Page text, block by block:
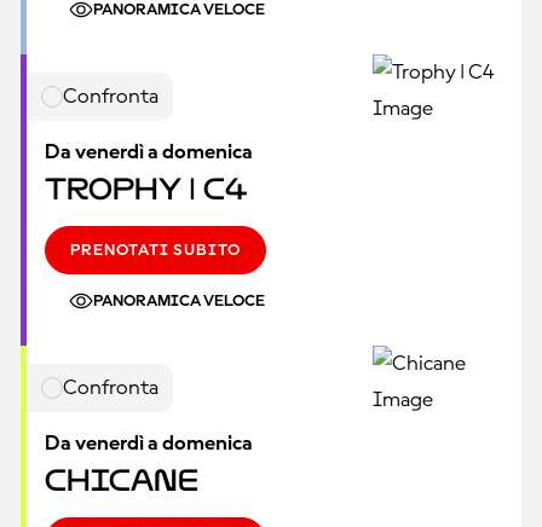
PANORAMICA VELOCE
Confronta
Da venerdì a domenica
Trophy | C4
PRENOTATI SUBITO
PANORAMICA VELOCE
Confronta
Da venerdì a domenica
Chicane